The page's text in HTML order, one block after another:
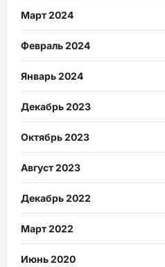
Март 2024
Февраль 2024
Январь 2024
Декабрь 2023
Октябрь 2023
Август 2023
Декабрь 2022
Март 2022
Июнь 2020